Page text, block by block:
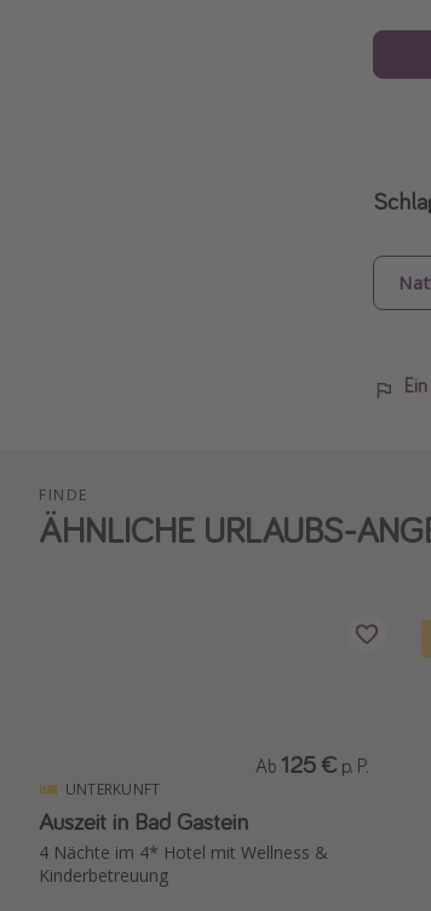
FINDE
ÄHNLICHE URLAUBS-
UNTERKUNFT
Auszeit in Bad Gastein
4 Nächte im 4* Hotel mit Wellness &
Kinderbetreuung
Ab 125 € p. P.